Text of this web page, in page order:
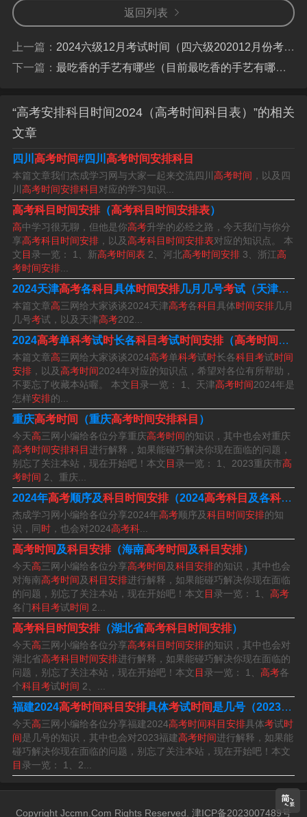
年高考时间为6月7日，6月8日。高考时间是全国统一的，
高考的考试日期为每年6月7日、8日，部分省区高考时间为
3天。由于部分省（市）按新方案实施高考或科目设置不
同，高考结束时间不一。
年高考时间：6月7日-8日。高考，全称为“普通高等学校招
生全国统一考试”，是为国家选拔人才的考试，也是人们生
活中最重要的一场考试之一。它对每个考生来说都是一次
重要的机会，也是他们走向未来、实现梦想的关键一步。
天津高考时间2024年是怎样安排的?
1、天津高考时间2024年具体时间表如下：6月7日9：00至
11：30语文；15：00至17：00数学。6月8日15：00至1
7：00外语（英语笔试15：00至16：40）。6月9日8：30
至9：30物理；11：00至12：00思想政治；15：00至16：
00化学。
2、天津高考时间如下：2024年5月-6月 知识拓展：天津市
高考小语种第一次考试（含听力）将于1月上旬举行，请相
关考生及时关注。从往年情况来看，各高校特殊类型招生
简章通常会在年底至第二年初集中发布。
3、天津2024高考时间是六月七日到六月八日，语文是六
月七日（9：00-11：30），数学是六月七日（15：00-1
7：00），文综/理综是六月八日（9：00-11：30）。
4、高考天津时间2023年时间：6月7日到6月10日。天津高
考时间具体安排：高考和等级性考试于6月7日开始举行。
具体科目考试时间安排为：6月7日9：00至11：30语文；1
5：00至 17：00数学。
5、天津市2023年高考时间科目表6月7日：语文，6月8
日：数学，6月9日：外语，6月10日：物理、政治、化
学、生物。
6、年天津高考时间是安排如下：6月7日9：00至11：30语
文，15：00至17：00数学。6月8日15：00至17：00外语
(英语笔试15：00至16：40)。6月9日8：30至9：30物理，
11：00至12：00思想政治，15：00至16：00化学。
返回列表
上一篇： 2024六级12月考试时间（四六级202012月份考试时间）
下一篇： 最吃香的手艺有哪些（目前最吃香的手艺有哪些）
“高考安排科目时间2024（高考时间科目表）”的相关
文章
四川 高考时间#四川 高考时间安排科目
本篇文章我们杰成学习网与大家一起来交流四川 高考时间 ，以及四
川 高考时间安排科目 对应的学习知识...
高考科目时间安排（高考科目时间安排表）
高中学习很无聊，但他是你高考升学的必经之路，今天我们与你分
享高考科目时间安排 ，以及高考科目时间安排表对应的知识点。 本
文目 录一览： 1、新高考时间表 2、河北高考时间安排 3、浙江高
考时间安排
2024天津高考各科目 具体时间安排几月几号考试（天津高考
本篇文章高三网给大家谈谈2024天津高考各科目具体时间安排几月
几号考试，以及天津高考202...
2024高考单科考试时长各科目考试时间安排（高考时间 2024
本篇文章高三网给大家谈谈2024高考单科考试时长各科目考试时间
安排 ，以及高考时间2024年对应的知识点，希望对各位有所帮助，
不要忘了收藏本站喔。 本文目 录一览： 1、天津高考时间2024年是
怎样安排的...
重庆高考时间 （重庆高考时间安排科目 ）
今天高三网小编给各位分享重庆高考时间的知识，其中也会对重庆
高考时间安排科目进行解释，如果能碰巧解决你现在面临的问题，
别忘了关注本站，现在开始吧！本文目 录一览： 1、2023重庆市高
考时间 2、重庆...
2024年高考顺序及科目时间安排（2024高考科目 及各科分数
杰成学习网小编给各位分享2024年高考顺序及科目时间安排的知
识，同 时 ，也会对2024高考科
高考时间及科目安排（海南高考时间及科目安排）
今天高三网小编给各位分享高考时间及科目安排的知识，其中也会
对海南高考时间及科目安排进行解释，如果能碰巧解决你现在面临
的问题，别忘了关注本站，现在开始吧！本文目 录一览： 1、 高考
各门科目考试时间 2...
高考科目时间安排（湖北省高考科目时间安排）
今天高三网小编给各位分享高考科目时间安排的知识，其中也会对
湖北省高考科目时间安排进行解释，如果能碰巧解决你现在面临的
问题，别忘了关注本站，现在开始吧！本文目 录一览： 1、 高考各
个科目考试时间 2、...
福建2024高考时间科目安排具体考试时间是几号（2023福建
今天高三网小编给各位分享福建2024高考时间科目安排具体考试时
间是几号的知识，其中也会对2023福建高考时间进行解释，如果能
碰巧解决你现在面临的问题，别忘了关注本站，现在开始吧！本文
目 录一览： 1、2...
Copyright Jccmn.Com Rights Reserved. 津ICP备2023007489号